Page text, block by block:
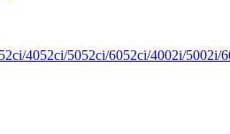
4052ci/5052ci/6052ci/4002i/5002i/